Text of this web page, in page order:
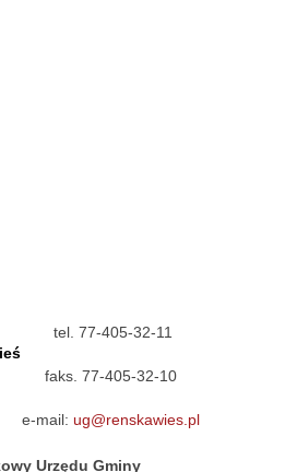
tel. 77-405-32-11
faks. 77-405-32-10
e-mail: ug@renskawies.pl
Urzędu Gminy